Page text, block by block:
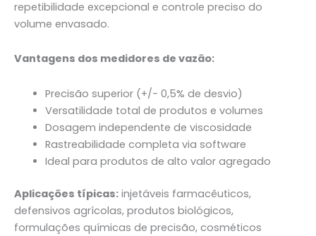
repetibilidade excepcional e controle preciso do
volume envasado.
Vantagens dos medidores de vazão:
Precisão superior (+/- 0,5% de desvio)
Versatilidade total de produtos e volumes
Dosagem independente de viscosidade
Rastreabilidade completa via software
Ideal para produtos de alto valor agregado
Aplicações típicas: injetáveis farmacêuticos,
defensivos agrícolas, produtos biológicos,
formulações químicas de precisão, cosméticos